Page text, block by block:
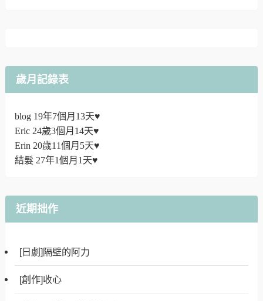
歲月記錄表
blog 19年7個月13天♥
Eric 24歲3個月14天♥
Erin 20歲11個月5天♥
結髮 27年1個月1天♥
近期拙作
[日劇]隔壁的阿力
[創作]收心